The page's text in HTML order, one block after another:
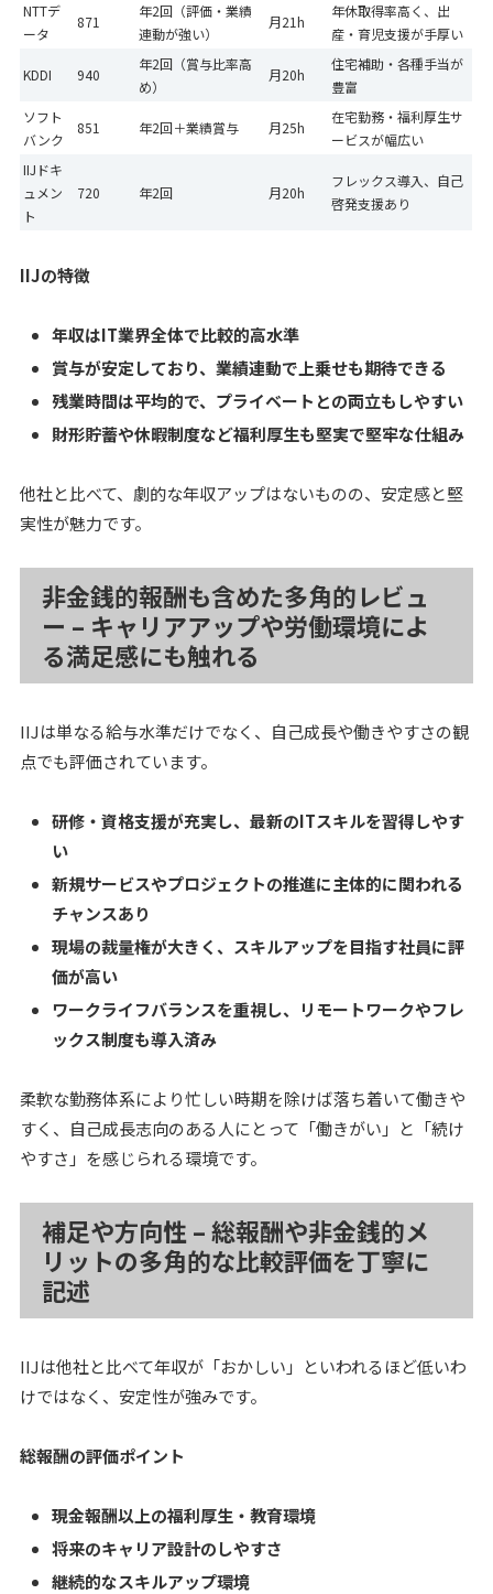
NTTデ
ータ
871
年2回（評価・業績
連動が強い）
月21h
年休取得率高く、出
産・育児支援が手厚い
KDDI 940
年2回（賞与比率高
め）
月20h
住宅補助・各種手当が
豊富
ソフト
バンク
851 年2回＋業績賞与 月25h
在宅勤務・福利厚生サ
ービスが幅広い
IIJドキ
ュメン
ト
720 年2回 月20h
フレックス導入、自己
啓発支援あり
IIJの特徴
年収はIT業界全体で比較的高水準
賞与が安定しており、業績連動で上乗せも期待できる
残業時間は平均的で、プライベートとの両立もしやすい
財形貯蓄や休暇制度など福利厚生も堅実で堅牢な仕組み
他社と比べて、劇的な年収アップはないものの、安定感と堅
実性が魅力です。
非金銭的報酬も含めた多角的レビュ
ー – キャリアアップや労働環境によ
る満足感にも触れる
IIJは単なる給与水準だけでなく、自己成長や働きやすさの観
点でも評価されています。
研修・資格支援が充実し、最新のITスキルを習得しやす
い
新規サービスやプロジェクトの推進に主体的に関われる
チャンスあり
現場の裁量権が大きく、スキルアップを目指す社員に評
価が高い
ワークライフバランスを重視し、リモートワークやフレ
ックス制度も導入済み
柔軟な勤務体系により忙しい時期を除けば落ち着いて働きや
すく、自己成長志向のある人にとって「働きがい」と「続け
やすさ」を感じられる環境です。
補足や方向性 – 総報酬や非金銭的メ
リットの多角的な比較評価を丁寧に
記述
IIJは他社と比べて年収が「おかしい」といわれるほど低いわ
けではなく、安定性が強みです。
総報酬の評価ポイント
現金報酬以上の福利厚生・教育環境
将来のキャリア設計のしやすさ
継続的なスキルアップ環境